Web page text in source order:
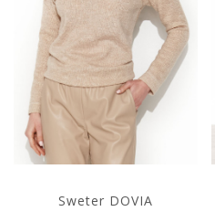
Sweter DOVIA